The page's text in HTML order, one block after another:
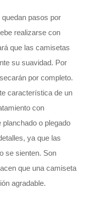
pasos por
realizarse con
que las camisetas
su suavidad. Por
por completo.
característica de un
con
o plegado
ya que las
se sienten. Son
que una camiseta
agradable.